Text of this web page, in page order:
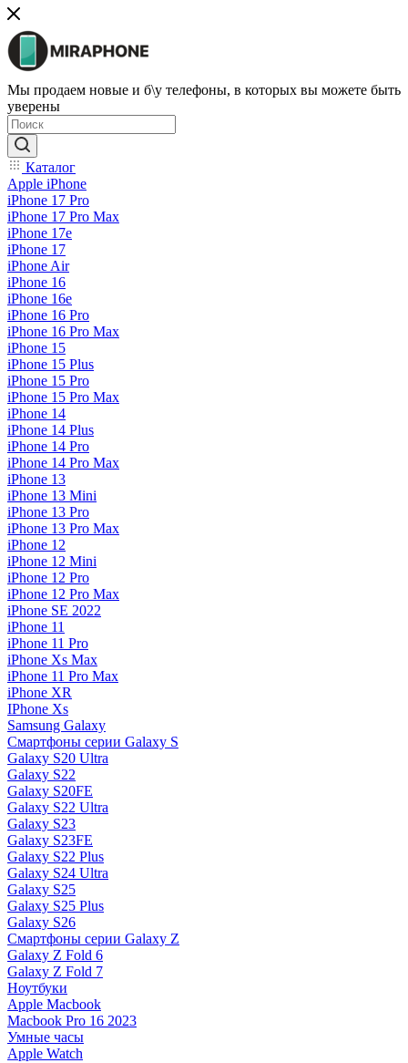
Мы продаем новые и б\у телефоны, в которых вы можете быть
уверены
Каталог
Apple iPhone
iPhone 17 Pro
iPhone 17 Pro Max
iPhone 17e
iPhone 17
iPhone Air
iPhone 16
iPhone 16e
iPhone 16 Pro
iPhone 16 Pro Max
iPhone 15
iPhone 15 Plus
iPhone 15 Pro
iPhone 15 Pro Max
iPhone 14
iPhone 14 Plus
iPhone 14 Pro
iPhone 14 Pro Max
iPhone 13
iPhone 13 Mini
iPhone 13 Pro
iPhone 13 Pro Max
iPhone 12
iPhone 12 Mini
iPhone 12 Pro
iPhone 12 Pro Max
iPhone SE 2022
iPhone 11
iPhone 11 Pro
iPhone Xs Max
iPhone 11 Pro Max
iPhone XR
IPhone Xs
Samsung Galaxy
Смартфоны серии Galaxy S
Galaxy S20 Ultra
Galaxy S22
Galaxy S20FE
Galaxy S22 Ultra
Galaxy S23
Galaxy S23FE
Galaxy S22 Plus
Galaxy S24 Ultra
Galaxy S25
Galaxy S25 Plus
Galaxy S26
Смартфоны серии Galaxy Z
Galaxy Z Fold 6
Galaxy Z Fold 7
Ноутбуки
Apple Macbook
Macbook Pro 16 2023
Умные часы
Apple Watch